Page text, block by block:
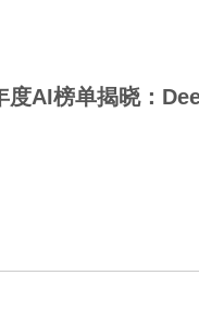
度AI榜单揭晓：